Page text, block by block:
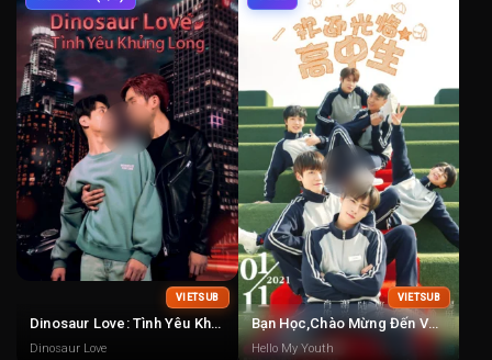
VIETSUB
Dinosaur Love: Tình Yêu Khủng Long
Dinosaur Love
VIETSUB
Bạn Học,Chào Mừng Đến Với Trường Cấp Ba
Hello My Youth